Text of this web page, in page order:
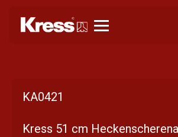
KA0421
Kress 51 cm